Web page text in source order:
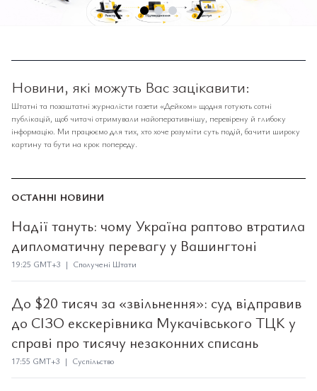
❮ ❯
Новини, які можуть Вас зацікавити:
Штатні та позаштатні журналісти газети «Дейком» щодня готують сотні
публікацій, щоб читачі отримували найоперативнішу, перевірену й глибоку
інформацію. Ми працюємо для тих, хто хоче розуміти суть подій, бачити широку
картину та бути на крок попереду.
ОСТАННІ НОВИНИ
Надії тануть: чому Україна раптово втратила
дипломатичну перевагу у Вашингтоні
19:25 GMT+3 | Сполучені Штати
До $20 тисяч за «звільнення»: суд відправив
до СІЗО екскерівника Мукачівського ТЦК у
справі про тисячу незаконних списань
17:55 GMT+3 | Суспільство